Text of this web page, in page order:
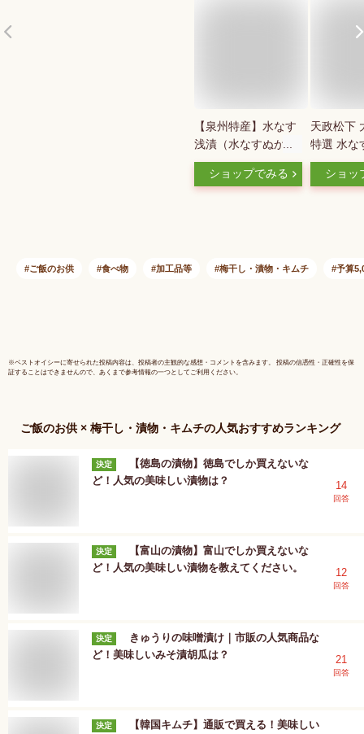
【泉州特産】水なす
浅漬（水なすぬか
漬）6個、南高つぶ
れ梅（はちみつ梅）
ショップでみる
天政松下
特選 水な
袋 5月下
出荷 指
ショッ
ご飯のお供 食べ物 加工品等 梅干し・漬物・キムチ 予算
※ベストオイシーに寄せられた投稿内容は、投稿者の主観的な感想・コメントを含みます。 投稿の信憑性・正確性を保
証することはできませんので、あくまで参考情報の一つとしてご利用ください。
ご飯のお供 × 梅干し・漬物・キムチの人気おすすめランキング
決定
【徳島の漬物】徳島でしか買えないな
ど！人気の美味しい漬物は？
14
回答
決定
【富山の漬物】富山でしか買えないな
ど！人気の美味しい漬物を教えてください。
12
回答
決定
きゅうりの味噌漬け｜市販の人気商品な
ど！美味しいみそ漬胡瓜は？
21
回答
決定
【韓国キムチ】通販で買える！美味しい